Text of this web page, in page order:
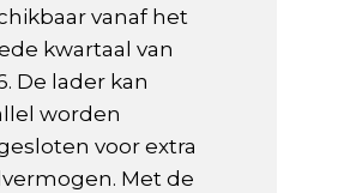
vanaf het
kwartaal van
De lader kan
worden
voor extra
Met de